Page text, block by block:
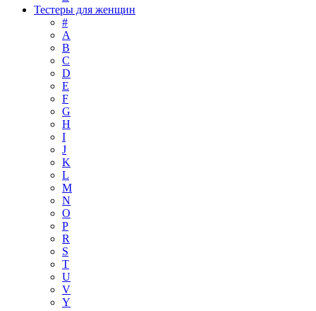
Тестеры для женщин
#
A
B
C
D
E
F
G
H
I
J
K
L
M
N
O
P
R
S
T
U
V
Y